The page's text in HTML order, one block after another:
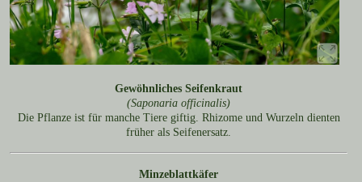
Gewöhnliches Seifenkraut
(Saponaria officinalis)
Die Pflanze ist für manche Tiere giftig. Rhizome und Wurzeln dienten
früher als Seifenersatz.
Minzeblattkäfer